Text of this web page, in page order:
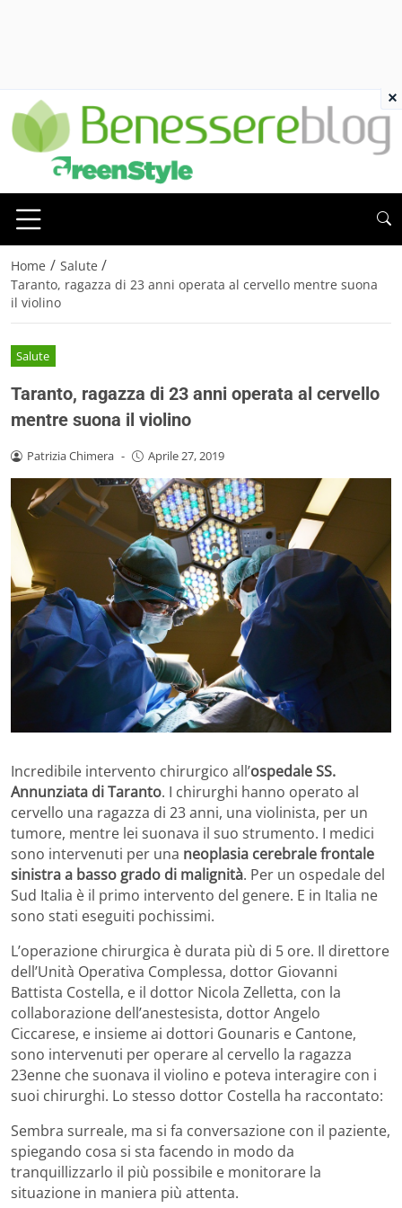
Home / Salute /
Taranto, ragazza di 23 anni operata al cervello mentre suona
il violino
Salute
Taranto, ragazza di 23 anni operata al cervello
mentre suona il violino
Patrizia Chimera - Aprile 27, 2019
Incredibile intervento chirurgico all’ospedale SS.
Annunziata di Taranto. I chirurghi hanno operato al
cervello una ragazza di 23 anni, una violinista, per un
tumore, mentre lei suonava il suo strumento. I medici
sono intervenuti per una neoplasia cerebrale frontale
sinistra a basso grado di malignità. Per un ospedale del
Sud Italia è il primo intervento del genere. E in Italia ne
sono stati eseguiti pochissimi.
L’operazione chirurgica è durata più di 5 ore. Il direttore
dell’Unità Operativa Complessa, dottor Giovanni
Battista Costella, e il dottor Nicola Zelletta, con la
collaborazione dell’anestesista, dottor Angelo
Ciccarese, e insieme ai dottori Gounaris e Cantone,
sono intervenuti per operare al cervello la ragazza
23enne che suonava il violino e poteva interagire con i
suoi chirurghi. Lo stesso dottor Costella ha raccontato:
Sembra surreale, ma si fa conversazione con il paziente,
spiegando cosa si sta facendo in modo da
tranquillizzarlo il più possibile e monitorare la
situazione in maniera più attenta.
×